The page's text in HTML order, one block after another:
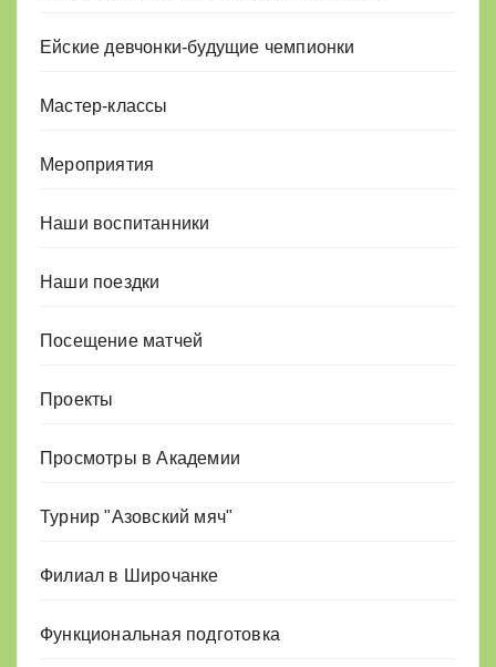
Ейские девчонки-будущие чемпионки
Мастер-классы
Мероприятия
Наши воспитанники
Наши поездки
Посещение матчей
Проекты
Просмотры в Академии
Турнир "Азовский мяч"
Филиал в Широчанке
Функциональная подготовка